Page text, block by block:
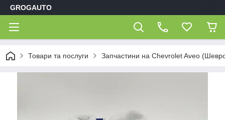
GROGAUTO
Товари та послуги Запчастини на Chevrolet Aveo